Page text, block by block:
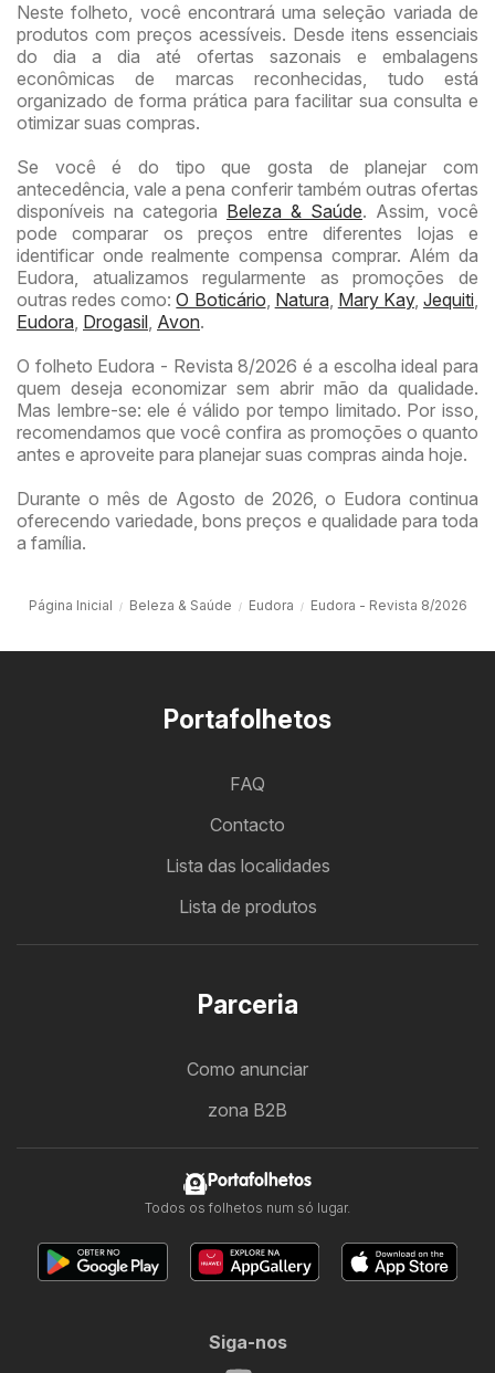
Neste folheto, você encontrará uma seleção variada de
produtos com preços acessíveis. Desde itens essenciais
do dia a dia até ofertas sazonais e embalagens
econômicas de marcas reconhecidas, tudo está
organizado de forma prática para facilitar sua consulta e
otimizar suas compras.
Se você é do tipo que gosta de planejar com
antecedência, vale a pena conferir também outras ofertas
disponíveis na categoria Beleza & Saúde. Assim, você
pode comparar os preços entre diferentes lojas e
identificar onde realmente compensa comprar. Além da
Eudora, atualizamos regularmente as promoções de
outras redes como:O Boticário, Natura, Mary Kay, Jequiti,
Eudora, Drogasil, Avon.
O folheto Eudora - Revista 8/2026 é a escolha ideal para
quem deseja economizar sem abrir mão da qualidade.
Mas lembre-se: ele é válido por tempo limitado. Por isso,
recomendamos que você confira as promoções o quanto
antes e aproveite para planejar suas compras ainda hoje.
Durante o mês de Agosto de 2026, o Eudora continua
oferecendo variedade, bons preços e qualidade para toda
a família.
Página Inicial Beleza & Saúde Eudora Eudora - Revista 8/2026
Portafolhetos
FAQ
Contacto
Lista das localidades
Lista de produtos
Parceria
Como anunciar
zona B2B
Portafolhetos
Todos os folhetos num só lugar.
Siga-nos